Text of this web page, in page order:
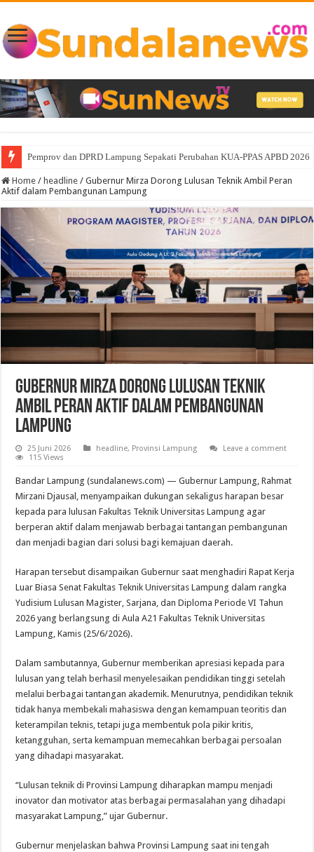
Pemprov dan DPRD Lampung Sepakati Perubahan KUA-PPAS APBD 2026
Home / headline / Gubernur Mirza Dorong Lulusan Teknik Ambil Peran
Aktif dalam Pembangunan Lampung
Gubernur Mirza Dorong Lulusan Teknik
Ambil Peran Aktif dalam Pembangunan
Lampung
25 Juni 2026 headline, Provinsi Lampung
Leave a comment
115 Views
Bandar Lampung (sundalanews.com) — Gubernur Lampung, Rahmat
Mirzani Djausal, menyampaikan dukungan sekaligus harapan besar
kepada para lulusan Fakultas Teknik Universitas Lampung agar
berperan aktif dalam menjawab berbagai tantangan pembangunan
dan menjadi bagian dari solusi bagi kemajuan daerah.
Harapan tersebut disampaikan Gubernur saat menghadiri Rapat Kerja
Luar Biasa Senat Fakultas Teknik Universitas Lampung dalam rangka
Yudisium Lulusan Magister, Sarjana, dan Diploma Periode VI Tahun
2026 yang berlangsung di Aula A21 Fakultas Teknik Universitas
Lampung, Kamis (25/6/2026).
Dalam sambutannya, Gubernur memberikan apresiasi kepada para
lulusan yang telah berhasil menyelesaikan pendidikan tinggi setelah
melalui berbagai tantangan akademik. Menurutnya, pendidikan teknik
tidak hanya membekali mahasiswa dengan kemampuan teoritis dan
keterampilan teknis, tetapi juga membentuk pola pikir kritis,
ketangguhan, serta kemampuan memecahkan berbagai persoalan
yang dihadapi masyarakat.
“Lulusan teknik di Provinsi Lampung diharapkan mampu menjadi
inovator dan motivator atas berbagai permasalahan yang dihadapi
masyarakat Lampung,” ujar Gubernur.
Gubernur menjelaskan bahwa Provinsi Lampung saat ini tengah